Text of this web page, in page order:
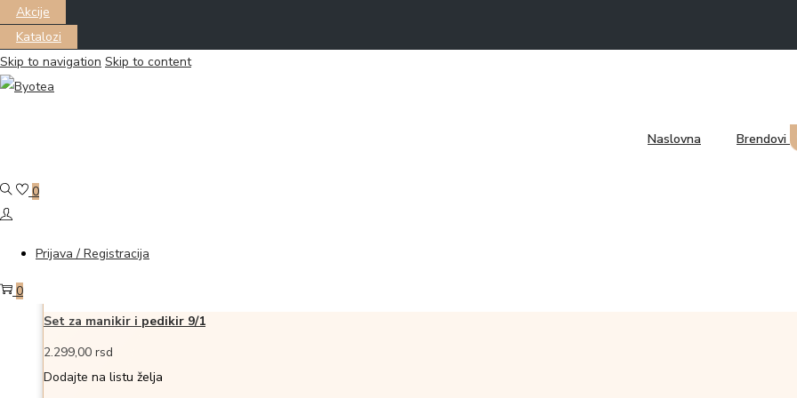
Akcije
Katalozi
Skip to navigation Skip to content
Naslovna Brendovi
0
Prijava / Registracija
0
Filter
Dodajte na listu želja
Set za manikir i pedikir 9/1
2.299,00 rsd
Dodajte na listu želja